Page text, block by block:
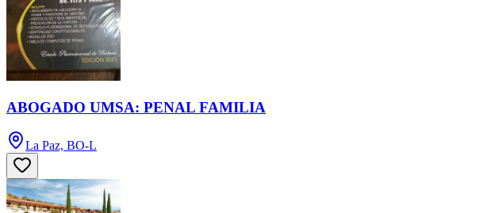
ABOGADO UMSA: PENAL FAMILIA
La Paz, BO-L